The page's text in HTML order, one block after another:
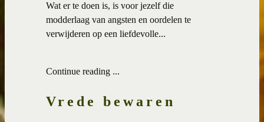
Wat er te doen is, is voor jezelf die
modderlaag van angsten en oordelen te
verwijderen op een liefdevolle...
Continue reading ...
Vrede bewaren